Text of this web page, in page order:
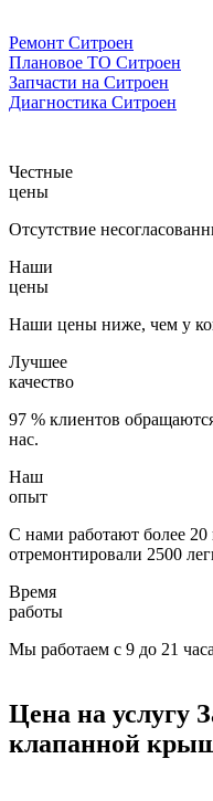
Ремонт Ситроен
Плановое ТО Ситроен
Запчасти на Ситроен
Диагностика Ситроен
Честные
цены
Отсутствие
Наши
цены
Наши цены ниже, чем у
Лучшее
качество
97 % клиентов
нас.
Наш
опыт
С нами работают более
отремонтировали 2500
Время
работы
Мы работаем с 9 до 21
Цена на услугу
клапанной